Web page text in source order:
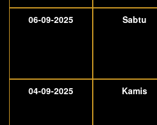
06-09-2025
Sabtu
04-09-2025
Kamis